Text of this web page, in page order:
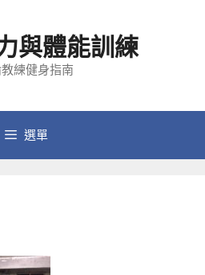
與體能訓練
練健身指南
選單